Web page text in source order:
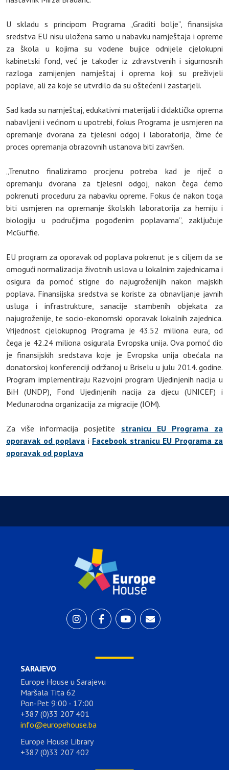
U skladu s principom Programa „Graditi bolje”, finansijska
sredstva EU nisu uložena samo u nabavku namještaja i opreme
za škola u kojima su vodene bujice odnijele cjelokupni
kabinetski fond, već je također iz zdravstvenih i sigurnosnih
razloga zamijenjen namještaj i oprema koji su preživjeli
poplave, ali za koje se utvrdilo da su oštećeni i zastarjeli.
Sad kada su namještaj, edukativni materijali i didaktička oprema
nabavljeni i većinom u upotrebi, fokus Programa je usmjeren na
opremanje dvorana za tjelesni odgoj i laboratorija, čime će
proces opremanja obrazovnih ustanova biti završen.
„Trenutno finaliziramo procjenu potreba kad je riječ o
opremanju dvorana za tjelesni odgoj, nakon čega ćemo
pokrenuti proceduru za nabavku opreme. Fokus će nakon toga
biti usmjeren na opremanje školskih laboratorija za hemiju i
biologiju u područjima pogođenim poplavama”, zaključuje
McGuffie.
EU program za oporavak od poplava pokrenut je s ciljem da se
omogući normalizacija životnih uslova u lokalnim zajednicama i
osigura da pomoć stigne do najugroženijih nakon majskih
poplava. Finansijska sredstva se koriste za obnavljanje javnih
usluga i infrastrukture, sanacije stambenih objekata za
najugroženije, te socio-ekonomski oporavak lokalnih zajednica.
Vrijednost cjelokupnog Programa je 43.52 miliona eura, od
čega je 42.24 miliona osigurala Evropska unija. Ova pomoć dio
je finansijskih sredstava koje je Evropska unija obećala na
donatorskoj konferenciji održanoj u Briselu u julu 2014. godine.
Program implementiraju Razvojni program Ujedinjenih nacija u
BiH (UNDP), Fond Ujedinjenih nacija za djecu (UNICEF) i
Međunarodna organizacija za migracije (IOM).
Za više informacija posjetite stranicu EU Programa za
oporavak od poplava i Facebook stranicu EU Programa za
oporavak od poplava
SARAJEVO
Europe House u Sarajevu
Maršala Tita 62
Pon-Pet 9:00 - 17:00
+387 (0)33 207 401
info@europehouse.ba
Europe House Library
+387 (0)33 207 402